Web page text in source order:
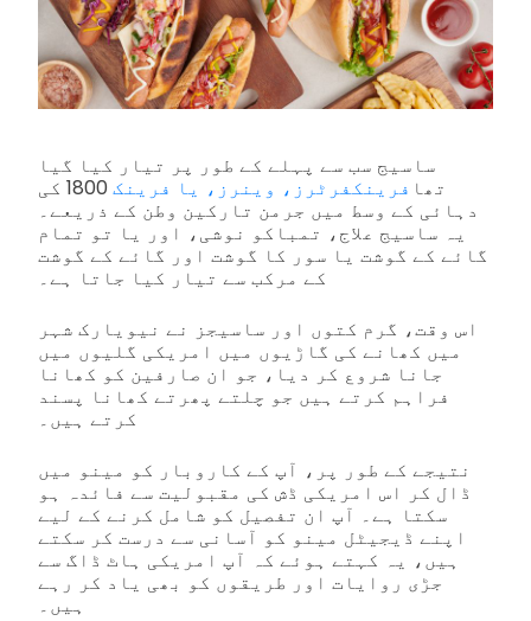
ساسیج سب سے پہلے کے طور پر تیار کیا گیا
تھا فرینکفرٹرز، وینرز، یا فرینک
1800 کی
دہائی کے وسط میں جرمن تارکین وطن کے ذریعے۔
یہ ساسیج علاج، تمباکو نوشی، اور یا تو تمام
گائے کے گوشت یا سور کا گوشت اور گائے کے گوشت
کے مرکب سے تیار کیا جاتا ہے۔
اس وقت، گرم کتوں اور ساسیجز نے نیویارک شہر
میں کھانے کی گاڑیوں میں امریکی گلیوں میں
جانا شروع کر دیا، جو ان صارفین کو کھانا
فراہم کرتے ہیں جو چلتے پھرتے کھانا پسند
کرتے ہیں۔
نتیجے کے طور پر، آپ کے کاروبار کو مینو میں
ڈال کر اس امریکی ڈش کی مقبولیت سے فائدہ ہو
سکتا ہے۔ آپ ان تفصیل کو شامل کرنے کے لیے
اپنے ڈیجیٹل مینو کو آسانی سے درست کر سکتے
ہیں، یہ کہتے ہوئے کہ آپ امریکی ہاٹ ڈاگ سے
جڑی روایات اور طریقوں کو بھی یاد کر رہے
ہیں۔